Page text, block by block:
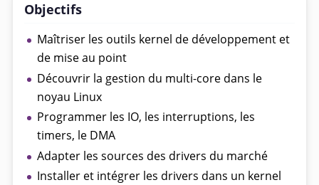
Objectifs
Maîtriser les outils kernel de développement et
de mise au point
Découvrir la gestion du multi-core dans le
noyau Linux
Programmer les IO, les interruptions, les
timers, le DMA
Adapter les sources des drivers du marché
Installer et intégrer les drivers dans un kernel